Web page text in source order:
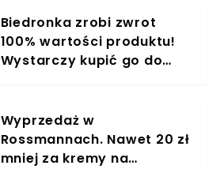
Biedronka zrobi zwrot
100% wartości produktu!
Wystarczy kupić go do
Wyprzedaż w
Rossmannach. Nawet 20 zł
mniej za kremy na